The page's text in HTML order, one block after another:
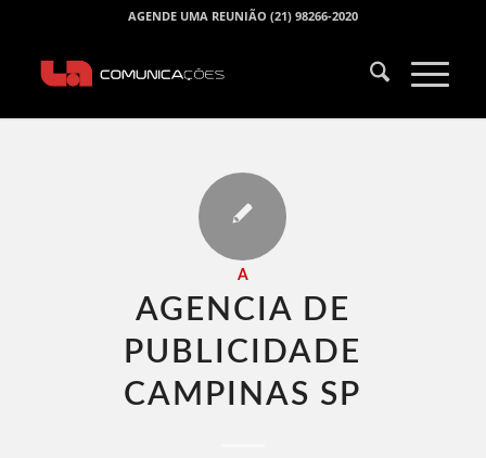
AGENDE UMA REUNIÃO (21) 98266-2020
A
AGENCIA DE
PUBLICIDADE
CAMPINAS SP​